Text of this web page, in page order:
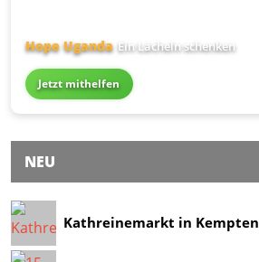
Hope Uganda Ein Lächeln schenken
Jetzt mithelfen
NEU
Kathreinemarkt in Kempten